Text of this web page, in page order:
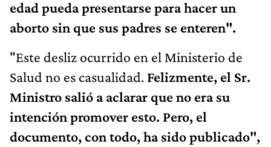
edad pueda presentarse para hacer un
aborto sin que sus padres se enteren".
"Este desliz ocurrido en el Ministerio de
Salud no es casualidad. Felizmente, el Sr.
Ministro salió a aclarar que no era su
intención promover esto. Pero, el
documento, con todo, ha sido publicado",